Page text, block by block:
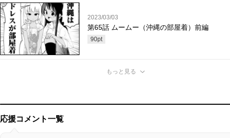
2023/03/03
第65話 ムームー（沖縄の部屋着）前編
90pt
もっと見る
応援コメント一覧